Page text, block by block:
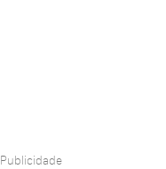
Publicidade